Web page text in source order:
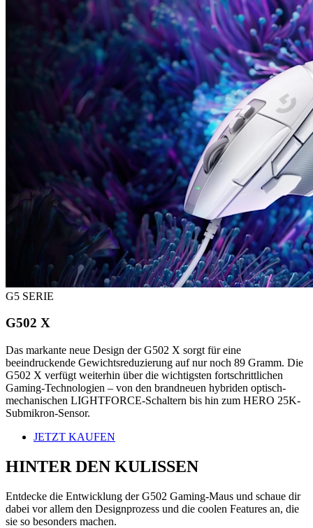
G5 SERIE
G502 X
Das markante neue Design der G502 X sorgt für eine
beeindruckende Gewichtsreduzierung auf nur noch 89 Gramm. Die
G502 X verfügt weiterhin über die wichtigsten fortschrittlichen
Gaming-Technologien – von den brandneuen hybriden optisch-
mechanischen LIGHTFORCE-Schaltern bis hin zum HERO 25K-
Submikron-Sensor.
JETZT KAUFEN
HINTER DEN KULISSEN
Entdecke die Entwicklung der G502 Gaming-Maus und schaue dir
dabei vor allem den Designprozess und die coolen Features an, die
sie so besonders machen.